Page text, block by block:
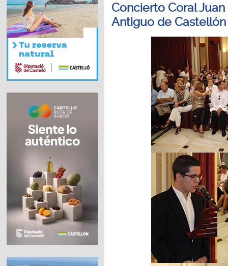
Concierto Coral
Antiguo de Castellón